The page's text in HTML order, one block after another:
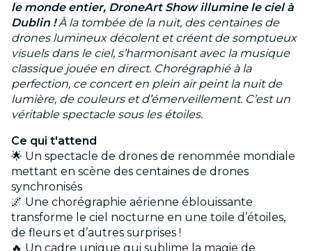
le monde entier, DroneArt Show illumine le ciel à
Dublin !À la tombée de la nuit, des centaines de
drones lumineux décolent et créent de somptueux
visuels dans le ciel, s’harmonisant avec la musique
classique jouée en direct. Chorégraphié à la
perfection, ce concert en plein air peint la nuit de
lumière, de couleurs et d’émerveillement. C’est un
véritable spectacle sous les étoiles.
Ce qui t'attend
🌟 Un spectacle de drones de renommée mondiale
mettant en scène des centaines de drones
synchronisés
🌌 Une chorégraphie aérienne éblouissante
transforme le ciel nocturne en une toile d’étoiles,
de fleurs et d’autres surprises !
🔥 Un cadre unique qui sublime la magie de